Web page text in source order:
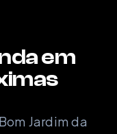
em
Jardim da